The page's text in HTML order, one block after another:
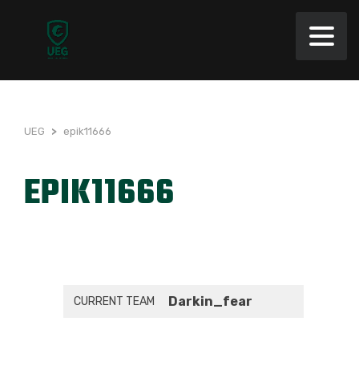
UEG > epik11666
EPIK11666
CURRENT TEAM Darkin_fear